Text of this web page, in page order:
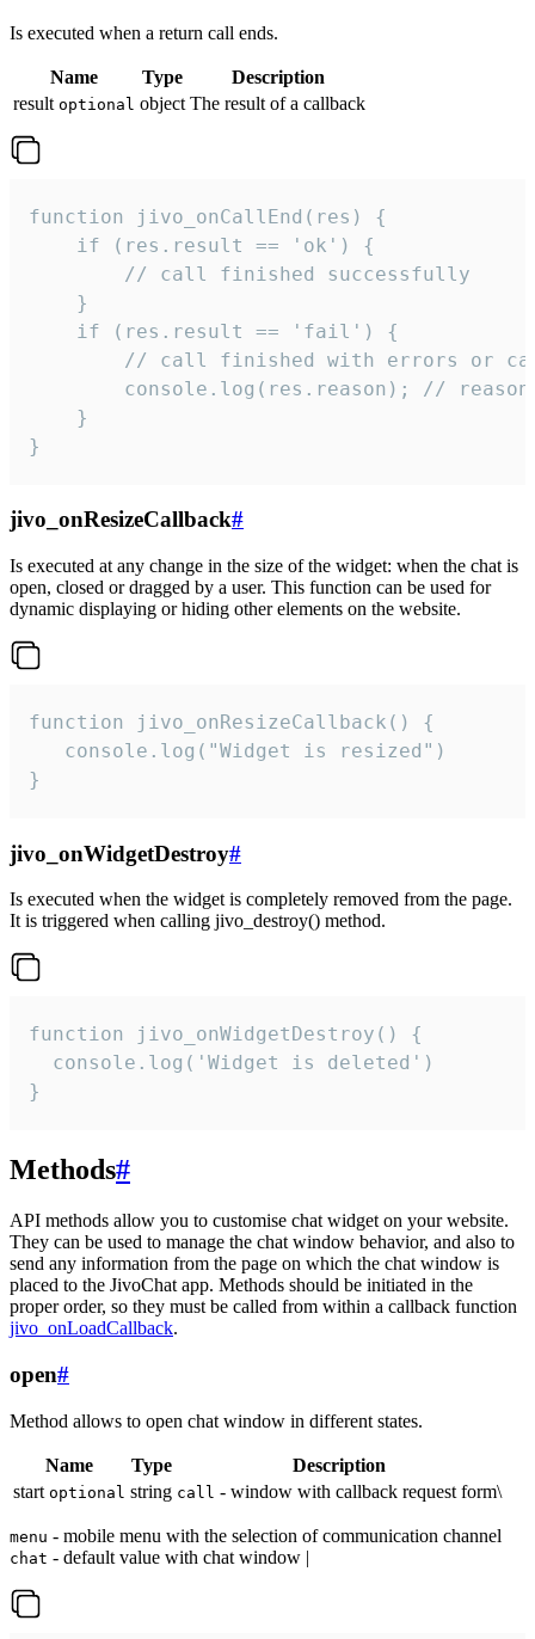
Is executed when a return call ends.
Name Type
Description
result optional object The result of a callback
function jivo_onCallEnd(res) {
    if (res.result == 'ok') {
        // call finished successfully
    }
    if (res.result == 'fail') {
// call finished with errors or
console.log(res.reason); //
    }
}
jivo_onResizeCallback#
Is executed at any change in the size of the widget: when the chat is
open, closed or dragged by a user. This function can be used for
dynamic displaying or hiding other elements on the website.
function jivo_onResizeCallback() {
   console.log("Widget is resized")
}
jivo_onWidgetDestroy#
Is executed when the widget is completely removed from the page.
It is triggered when calling jivo_destroy() method.
function jivo_onWidgetDestroy() {
  console.log('Widget is deleted')
}
Methods#
API methods allow you to customise chat widget on your website.
They can be used to manage the chat window behavior, and also to
send any information from the page on which the chat window is
placed to the JivoChat app. Methods should be initiated in the
proper order, so they must be called from within a callback function
jivo_onLoadCallback.
open#
Method allows to open chat window in different states.
Name Type
Description
start optional string call - window with callback request form\
menu - mobile menu with the selection of communication channel
chat - default value with chat window |